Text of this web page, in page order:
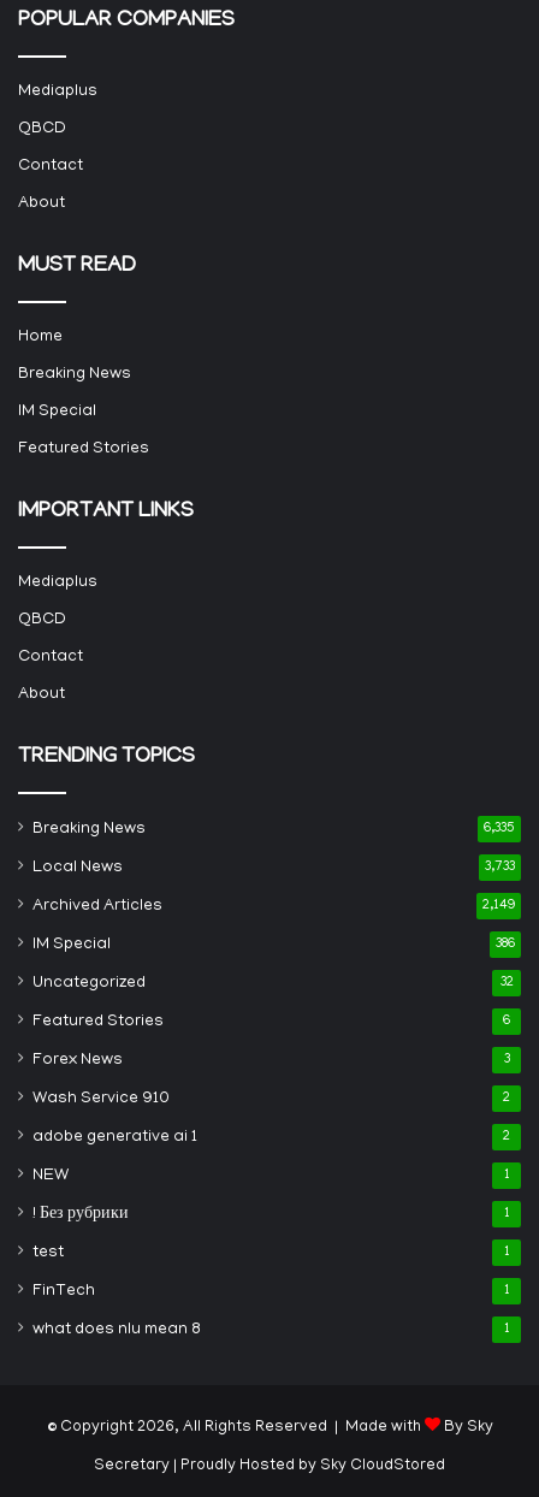
POPULAR COMPANIES
Mediaplus
QBCD
Contact
About
MUST READ
Home
Breaking News
IM Special
Featured Stories
IMPORTANT LINKS
Mediaplus
QBCD
Contact
About
TRENDING TOPICS
Breaking News 6,335
Local News 3,733
Archived Articles 2,149
IM Special 386
Uncategorized 32
Featured Stories 6
Forex News 3
Wash Service 910 2
adobe generative ai 1 2
NEW 1
! Без рубрики 1
test 1
FinTech 1
what does nlu mean 8 1
© Copyright 2026, All Rights Reserved | Made with By Sky
Secretary | Proudly Hosted by Sky CloudStored